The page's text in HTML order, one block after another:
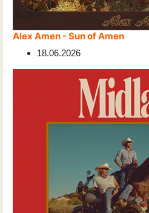
Alex Amen - Sun of Amen
18.06.2026